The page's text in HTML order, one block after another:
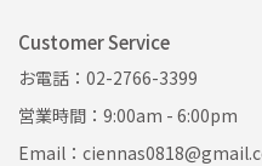
Customer Service
お電話：02-2766-3399
営業時間：9:00am - 6:00pm
Email：